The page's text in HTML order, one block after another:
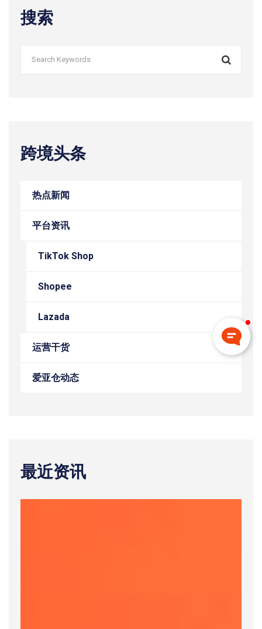
搜索
跨境头条
热点新闻
平台资讯
TikTok Shop
Shopee
Lazada
运营干货
爱亚仓动态
最近资讯